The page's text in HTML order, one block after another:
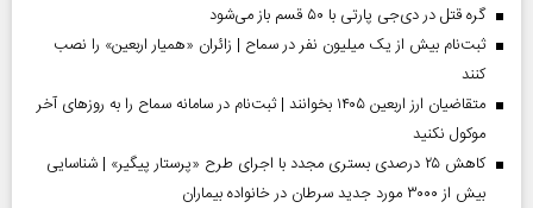
گره قتل در دی‌جی پارتی با ۵۰ قسم باز می‌شود
ثبت‌نام بیش از یک میلیون نفر در سماح | زائران «همیار اربعین» را نصب
کنند
متقاضیان ارز اربعین ۱۴۰۵ بخوانند | ثبت‌نام در سامانه سماح را به روز‌های آخر
موکول نکنید
کاهش ۲۵ درصدی بستری مجدد با اجرای طرح «پرستار پیگیر» | شناسایی
بیش از ۳۰۰۰ مورد جدید سرطان در خانواده بیماران